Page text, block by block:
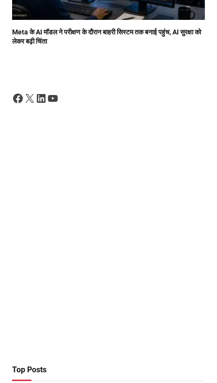
Meta के AI मॉडल ने परीक्षण के दौरान बाहरी सिस्टम तक बनाई पहुंच, AI सुरक्षा को
लेकर बढ़ी चिंता
Facebook
X LinkedIn
YouTube
Top Posts